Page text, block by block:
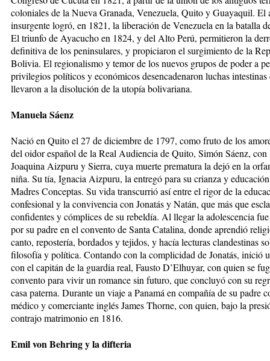
coloniales de la Nueva Granada, Venezuela, Quito y Guayaquil. El
insurgente logró, en 1821, la liberación de Venezuela en la batalla
El triunfo de Ayacucho en 1824, y del Alto Perú, permitieron la
definitiva de los peninsulares, y propiciaron el surgimiento de la
Bolivia. El regionalismo y temor de los nuevos grupos de poder a
privilegios políticos y económicos desencadenaron luchas intestinas
llevaron a la disolución de la utopía bolivariana.
Manuela Sáenz
Nació en Quito el 27 de diciembre de 1797, como fruto de los
del oidor español de la Real Audiencia de Quito, Simón Sáenz,
Joaquina Aizpuru y Sierra, cuya muerte prematura la dejó en la
niña. Su tía, Ignacia Aizpuru, la entregó para su crianza y
Madres Conceptas. Su vida transcurrió así entre el rigor de la
confesional y la convivencia con Jonatás y Natán, que más que
confidentes y cómplices de su rebeldía. Al llegar la adolescencia
por su padre en el convento de Santa Catalina, donde aprendió
canto, repostería, bordados y tejidos, y hacía lecturas clandestinas
filosofía y política. Contando con la complicidad de Jonatás, inició
con el capitán de la guardia real, Fausto D’Elhuyar, con quien se
convento para vivir un romance sin futuro, que concluyó con su
casa paterna. Durante un viaje a Panamá en compañía de su padre
médico y comerciante inglés James Thorne, con quien, bajo la
contrajo matrimonio en 1816.
Emil von Behring y la difteria